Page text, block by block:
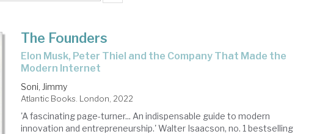
The Founders
Elon Musk, Peter Thiel and the Company That Made the
Modern Internet
Soni, Jimmy
Atlantic Books. London, 2022
'A fascinating page-turner... An indispensable guide to modern
innovation and entrepreneurship.' Walter Isaacson, no. 1 bestselling